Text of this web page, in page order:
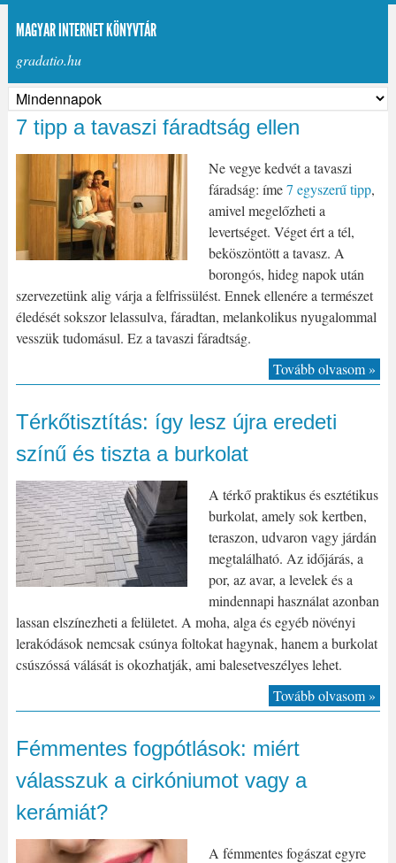
MAGYAR INTERNET KÖNYVTÁR
gradatio.hu
7 tipp a tavaszi fáradtság ellen
Ne vegye kedvét a tavaszi
fáradság: íme7 egyszerű tipp,
amivel megelőzheti a
levertséget. Véget ért a tél,
beköszöntött a tavasz. A
borongós, hideg napok után
szervezetünk alig várja a felfrissülést. Ennek ellenére a természet
éledését sokszor lelassulva, fáradtan, melankolikus nyugalommal
vesszük tudomásul. Ez a tavaszi fáradtság.
Tovább olvasom »
Térkőtisztítás: így lesz újra eredeti
színű és tiszta a burkolat
A térkő praktikus és esztétikus
burkolat, amely sok kertben,
teraszon, udvaron vagy járdán
megtalálható. Az időjárás, a
por, az avar, a levelek és a
mindennapi használat azonban
lassan elszínezheti a felületet. A moha, alga és egyéb növényi
lerakódások nemcsak csúnya foltokat hagynak, hanem a burkolat
csúszóssá válását is okozhatják, ami balesetveszélyes lehet.
Tovább olvasom »
Fémmentes fogpótlások: miért
válasszuk a cirkóniumot vagy a
kerámiát?
A fémmentes fogászat egyre